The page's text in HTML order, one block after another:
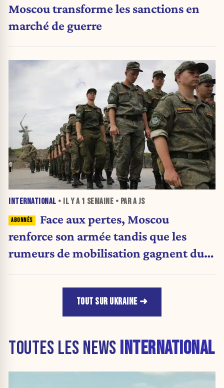
Moscou transforme les sanctions en
marché de guerre
INTERNATIONAL • IL Y A 1 SEMAINE • PAR A JS
Face aux pertes, Moscou
renforce son armée tandis que les
rumeurs de mobilisation gagnent du
TOUT SUR UKRAINE
TOUTES LES NEWS INTERNATIONAL